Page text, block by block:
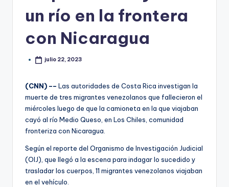
un río en la frontera
con Nicaragua
julio 22, 2023
(CNN) –– Las autoridades de Costa Rica investigan la
muerte de tres migrantes venezolanos que fallecieron el
miércoles luego de que la camioneta en la que viajaban
cayó al río Medio Queso, en Los Chiles, comunidad
fronteriza con Nicaragua.
Según el reporte del Organismo de Investigación Judicial
(OIJ), que llegó a la escena para indagar lo sucedido y
trasladar los cuerpos, 11 migrantes venezolanos viajaban
en el vehículo.